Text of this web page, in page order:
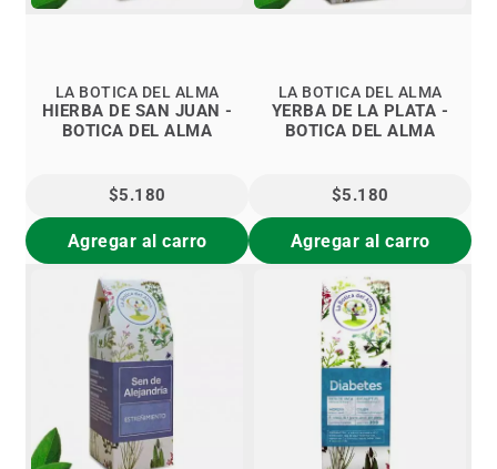
HIERBA DE SAN JUAN -
BOTICA DEL ALMA
LA BOTICA DEL ALMA
$5.180
Agregar al carro
YERBA DE LA PLATA -
BOTICA DEL ALMA
LA BOTICA DEL ALMA
$5.180
Agregar al carro